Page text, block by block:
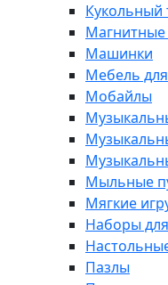
Кукольный
Магнитные
Машинки
Мебель
Мобайлы
Мыльные
Мягкие
Наборы
Пазлы